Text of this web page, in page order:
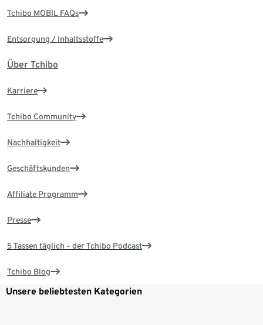
Tchibo MOBIL FAQs
Entsorgung / Inhaltsstoffe
Über Tchibo
Karriere
Tchibo Community
Nachhaltigkeit
Geschäftskunden
Affiliate Programm
Presse
5 Tassen täglich – der Tchibo Podcast
Tchibo Blog
Unsere beliebtesten Kategorien